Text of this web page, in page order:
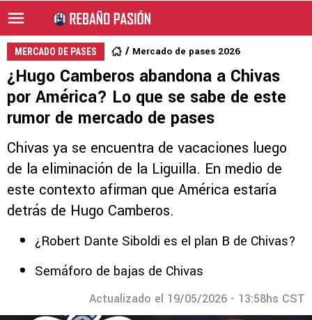
MERCADO DE PASES Mercado de pases 2026
¿Hugo Camberos abandona a Chivas
por América? Lo que se sabe de este
rumor de mercado de pases
Chivas ya se encuentra de vacaciones luego
de la eliminación de la Liguilla. En medio de
este contexto afirman que América estaría
detrás de Hugo Camberos.
¿Robert Dante Siboldi es el plan B de Chivas?
Semáforo de bajas de Chivas
Actualizado el 19/05/2026 - 13:58hs CST